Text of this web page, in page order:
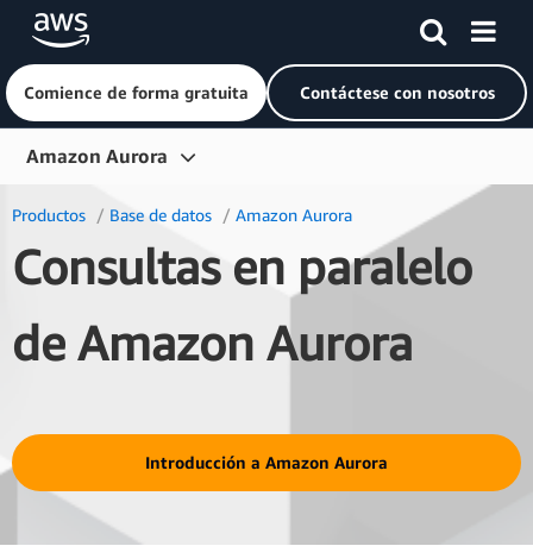
Saltar al contenido principal
Comience de forma gratuita Contáctese con nosotros
Amazon Aurora
Información general
Características
Precios
Soluciones
Productos Base de datos Amazon Aurora
Consultas en paralelo
de Amazon Aurora
Introducción a Amazon Aurora